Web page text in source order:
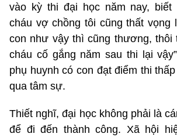
vào kỳ thi đại học năm nay, biết
cháu vợ chồng tôi cũng thất vọng
con như vậy thì cũng thương, thôi
cháu cố gắng năm sau thi lại
phụ huynh có con đạt điểm thi
qua tâm sự.
Thiết nghĩ, đại học không phải là
để đi đến thành công. Xã hội